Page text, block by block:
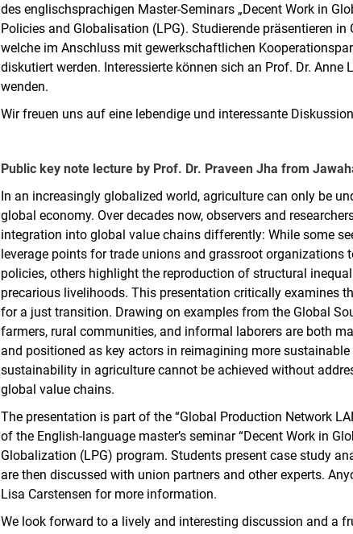
des englischsprachigen Master-Seminars „Decent Work in
Policies and Globalisation (LPG). Studierende präsentieren
welche im Anschluss mit gewerkschaftlichen
diskutiert werden. Interessierte können sich an Prof. Dr.
wenden.
Wir freuen uns auf eine lebendige und interessante
Public key note lecture by Prof. Dr. Praveen Jha from
In an increasingly globalized world, agriculture can only be
global economy. Over decades now, observers and
integration into global value chains differently: While some
leverage points for trade unions and grassroot organizations
policies, others highlight the reproduction of structural
precarious livelihoods. This presentation critically examines
for a just transition. Drawing on examples from the Global
farmers, rural communities, and informal laborers are both
and positioned as key actors in reimagining more
sustainability in agriculture cannot be achieved without
global value chains.
The presentation is part of the “Global Production Network
of the English-language master’s seminar “Decent Work in
Globalization (LPG) program. Students present case study
are then discussed with union partners and other experts.
Lisa Carstensen for more information.
We look forward to a lively and interesting discussion and a